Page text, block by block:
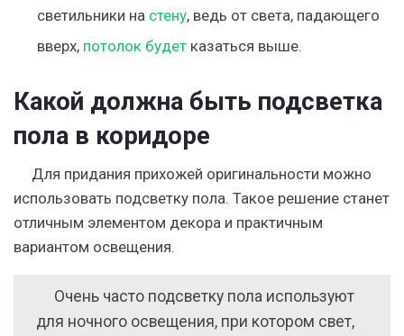
светильники на стену, ведь от света, падающего
вверх, потолок будетказаться выше.
Какой должна быть подсветка
пола в коридоре
Для придания прихожей оригинальности можно
использовать подсветку пола. Такое решение станет
отличным элементом декора и практичным
вариантом освещения.
Очень часто подсветку пола используют
для ночного освещения, при котором свет,